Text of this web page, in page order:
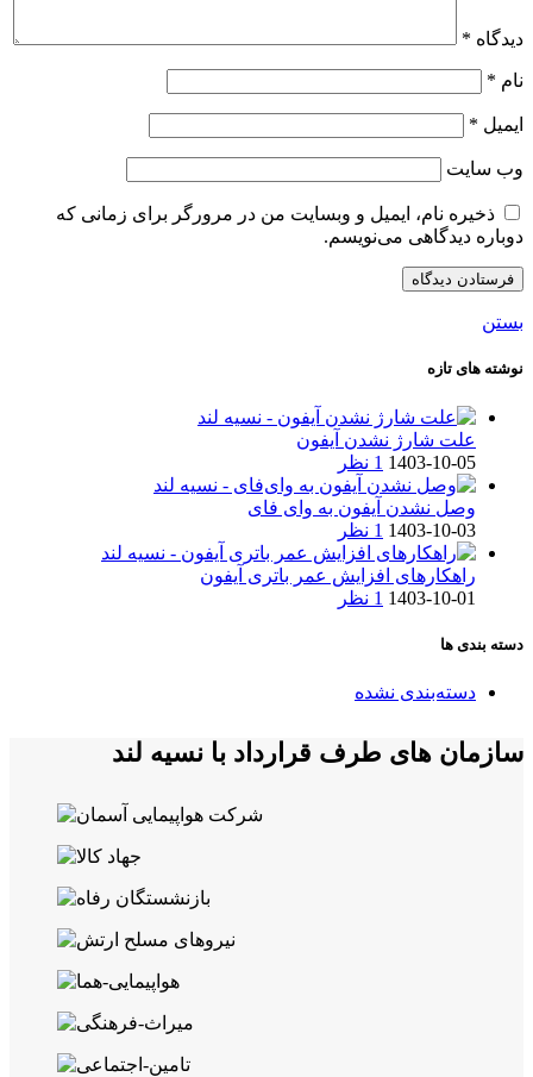
دیدگاه *
نام *
ایمیل *
وب‌ سایت
ذخیره نام، ایمیل و وبسایت من در مرورگر برای زمانی که
دوباره دیدگاهی می‌نویسم.
بستن
نوشته های تازه
علت شارژ نشدن آیفون
1403-10-05 1 نظر
وصل نشدن آیفون به وای فای
1403-10-03 1 نظر
راهکارهای افزایش عمر باتری آیفون
1403-10-01 1 نظر
دسته بندی ها
دسته‌بندی نشده
سازمان های طرف قرارداد با نسیه لند